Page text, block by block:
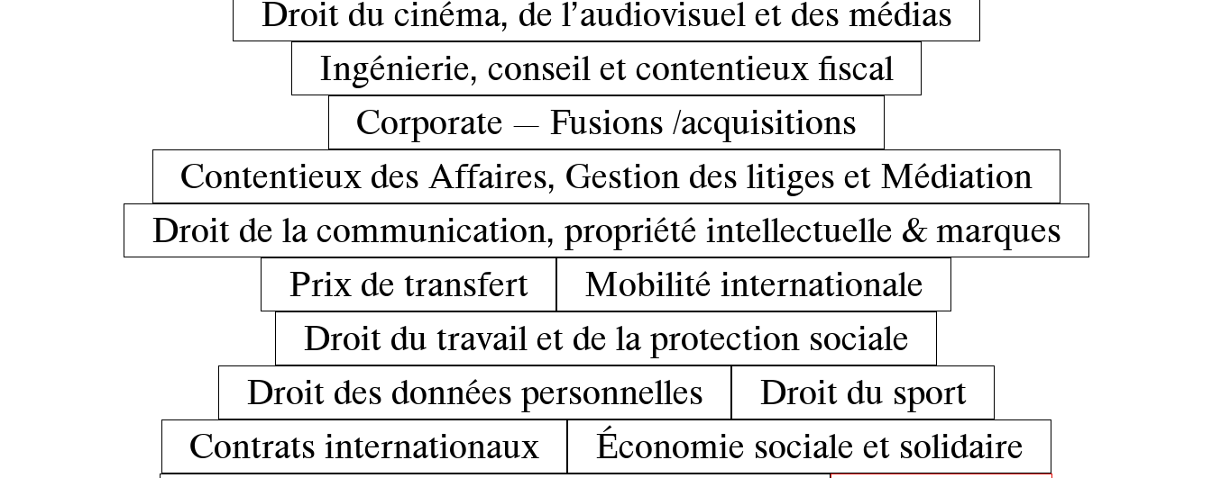
Droit du cinéma, de l’audiovisuel et des médias
Ingénierie, conseil et contentieux fiscal
Corporate — Fusions /acquisitions
Contentieux des Affaires, Gestion des litiges et Médiation
Droit de la communication, propriété intellectuelle & marques
Prix de transfert
Mobilité internationale
Droit du travail et de la protection sociale
Droit des données personnelles
Droit du sport
Contrats internationaux
Économie sociale et solidaire